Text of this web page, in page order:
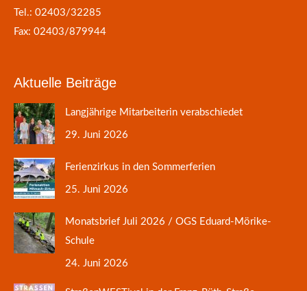
Tel.: 02403/32285
Fax: 02403/879944
Aktuelle Beiträge
Langjährige Mitarbeiterin verabschiedet
29. Juni 2026
Ferienzirkus in den Sommerferien
25. Juni 2026
Monatsbrief Juli 2026 / OGS Eduard-Mörike-
Schule
24. Juni 2026